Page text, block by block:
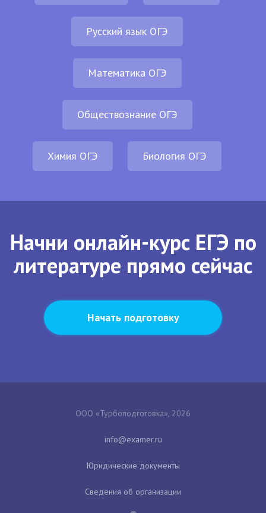
Русский язык ОГЭ
Математика ОГЭ
Обществознание ОГЭ
Химия ОГЭ Биология ОГЭ
Начни онлайн-курс ЕГЭ по
литературе прямо сейчас
Начать подготовку
ООО «Турбоподготовка», 2026
Юридические документы
Сведения об организации